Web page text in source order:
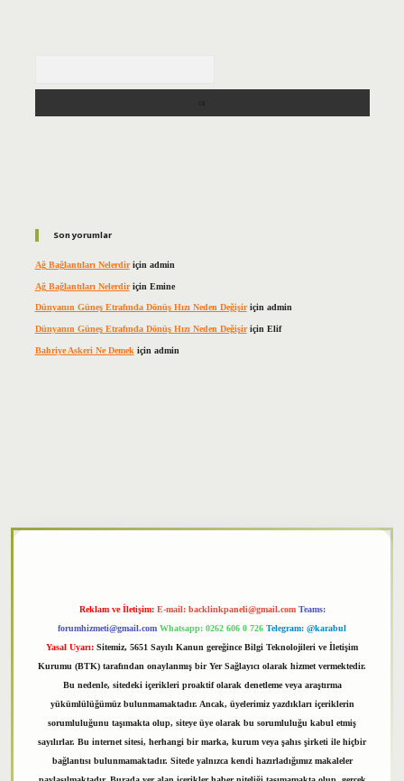
Son yorumlar
Ağ Bağlantıları Nelerdiriçin admin
Ağ Bağlantıları Nelerdiriçin Emine
Dünyanın Güneş Etrafında Dönüş Hızı Neden Değişiriçin admin
Dünyanın Güneş Etrafında Dönüş Hızı Neden Değişiriçin Elif
Bahriye Askeri Ne Demek için admin
Reklam ve İletişim: E-mail: backlinkpaneli@gmail.com Teams:
forumhizmeti@gmail.com Whatsapp: 0262 606 0 726 Telegram: @karabul
Yasal Uyarı: Sitemiz, 5651 Sayılı Kanun gereğince Bilgi Teknolojileri ve İletişim
Kurumu (BTK) tarafından onaylanmış bir Yer Sağlayıcı olarak hizmet vermektedir.
Bu nedenle, sitedeki içerikleri proaktif olarak denetleme veya araştırma
yükümlülüğümüz bulunmamaktadır. Ancak, üyelerimiz yazdıkları içeriklerin
sorumluluğunu taşımakta olup, siteye üye olarak bu sorumluluğu kabul etmiş
sayılırlar. Bu internet sitesi, herhangi bir marka, kurum veya şahıs şirketi ile hiçbir
bağlantısı bulunmamaktadır. Sitede yalnızca kendi hazırladığımız makaleler